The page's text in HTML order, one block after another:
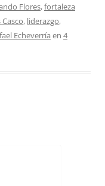
Flores,fortaleza
Casco, liderazgo,
Echeverría en 4